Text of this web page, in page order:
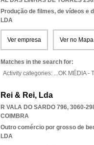
Produção de filmes, de vídeos e
LDA
Ver empresa Ver no Mapa
Matches in the search for:
Activity categories: ...OK MÉDIA -
Rei & Rei, Lda
R VALA DO SARDO 796, 3060-
COIMBRA
Outro comércio por grosso de
LDA